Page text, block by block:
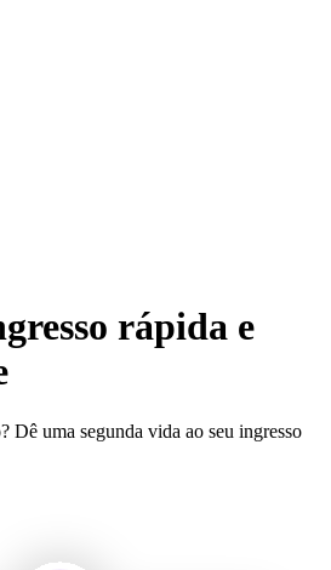
rápida e
Dê uma segunda vida ao seu ingresso